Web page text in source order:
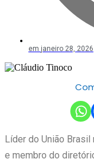
em janeiro 28, 2026
Líder do União Brasil
e membro do